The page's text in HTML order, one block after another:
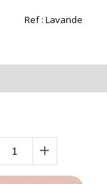
Ref : Lavande